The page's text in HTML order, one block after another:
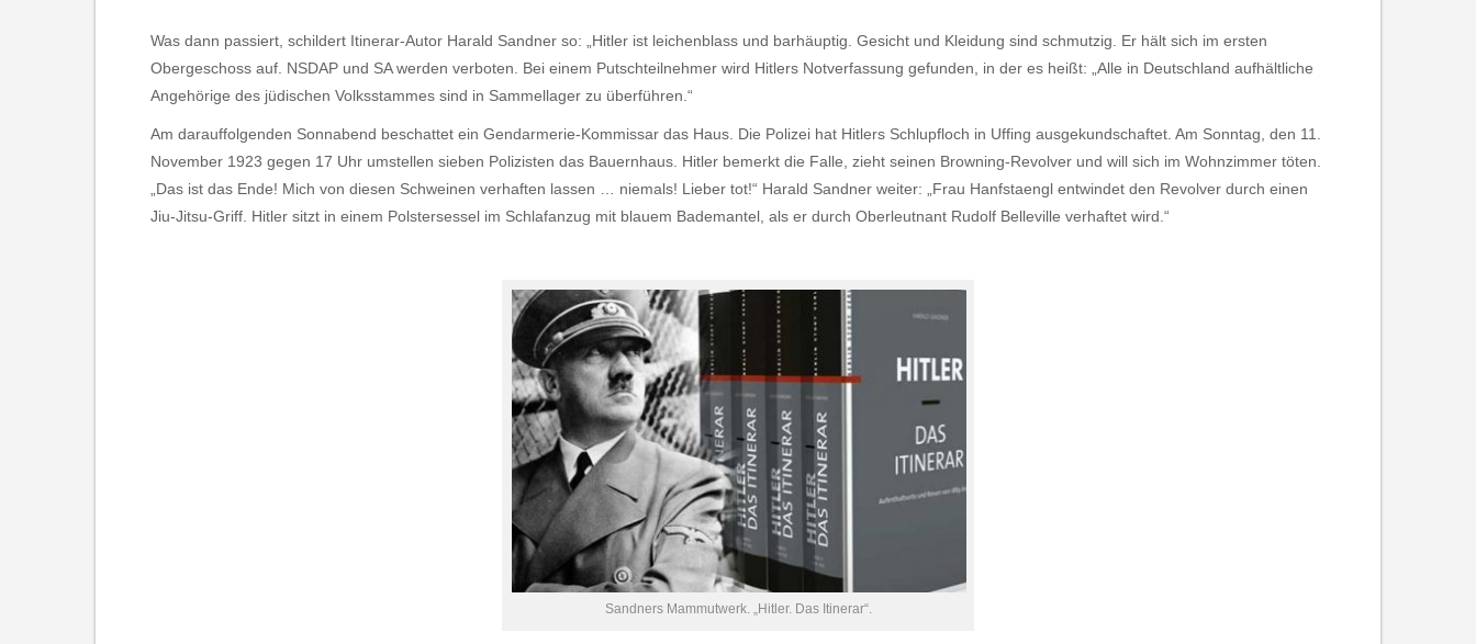
Was dann passiert, schildert Itinerar-Autor Harald Sandner so: „Hitler ist leichenblass und barhäuptig. Gesicht und Kleidung sind schmutzig. Er hält sich im ersten
Obergeschoss auf. NSDAP und SA werden verboten. Bei einem Putschteilnehmer wird Hitlers Notverfassung gefunden, in der es heißt: „Alle in Deutschland aufhältliche
Angehörige des jüdischen Volksstammes sind in Sammellager zu überführen.“
Am darauffolgenden Sonnabend beschattet ein Gendarmerie-Kommissar das Haus. Die Polizei hat Hitlers Schlupfloch in Uffing ausgekundschaftet. Am Sonntag, den 11.
November 1923 gegen 17 Uhr umstellen sieben Polizisten das Bauernhaus. Hitler bemerkt die Falle, zieht seinen Browning-Revolver und will sich im Wohnzimmer töten.
„Das ist das Ende! Mich von diesen Schweinen verhaften lassen … niemals! Lieber tot!“ Harald Sandner weiter: „Frau Hanfstaengl entwindet den Revolver durch einen
Jiu-Jitsu-Griff. Hitler sitzt in einem Polstersessel im Schlafanzug mit blauem Bademantel, als er durch Oberleutnant Rudolf Belleville verhaftet wird.“
Sandners Mammutwerk. „Hitler. Das Itinerar“.